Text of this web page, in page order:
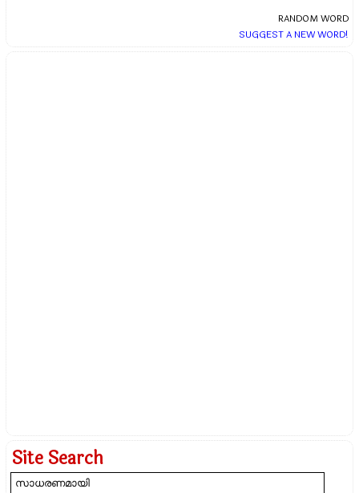
RANDOM WORD
SUGGEST A NEW WORD!
Site Search